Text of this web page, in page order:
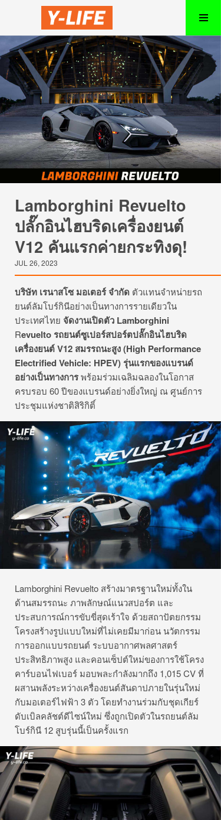
Lamborghini Revuelto
ปลั๊กอินไฮบริดเครื่องยนต์
V12 คันแรกค่ายกระทิงดุ!
JUL 26, 2023
บริษัท เรนาสโซ มอเตอร์ จำกัด ตัวแทนจำหน่ายรถ
ยนต์ลัมโบร์กินีอย่างเป็นทางการรายเดียวใน
ประเทศไทย จัดงานเปิดตัว Lamborghini
Revuelto รถยนต์ซูเปอร์สปอร์ตปลั๊กอินไฮบริด
เครื่องยนต์ V12 สมรรถนะสูง (High Performance
Electrified Vehicle: HPEV) รุ่นแรกของแบรนด์
อย่างเป็นทางการพร้อมร่วมเฉลิมฉลองในโอกาส
ครบรอบ 60 ปีของแบรนด์อย่างยิ่งใหญ่ ณ ศูนย์การ
ประชุมแห่งชาติสิริกิติ์
Lamborghini Revuelto สร้างมาตรฐานใหม่ทั้งใน
ด้านสมรรถนะ ภาพลักษณ์แนวสปอร์ต และ
ประสบการณ์การขับขี่สุดเร้าใจ ด้วยสถาปัตยกรรม
โครงสร้างรูปแบบใหม่ที่ไม่เคยมีมาก่อน นวัตกรรม
การออกแบบรถยนต์ ระบบอากาศพลศาสตร์
ประสิทธิภาพสูง และคอนเซ็ปต์ใหม่ของการใช้โครง
คาร์บอนไฟเบอร์ มอบพละกำลังมากถึง 1,015 CV ที่
ผสานพลังระหว่างเครื่องยนต์สันดาปภายในรุ่นใหม่
กับมอเตอร์ไฟฟ้า 3 ตัว โดยทำงานร่วมกับชุดเกียร์
ดับเบิลคลัชต์ดีไซน์ใหม่ ซึ่งถูกเปิดตัวในรถยนต์ลัม
โบร์กินี 12 สูบรุ่นนี้เป็นครั้งแรก